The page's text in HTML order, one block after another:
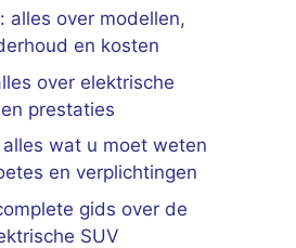
alles over modellen,
en kosten
over elektrische
prestaties
wat u moet weten
en verplichtingen
gids over de
SUV